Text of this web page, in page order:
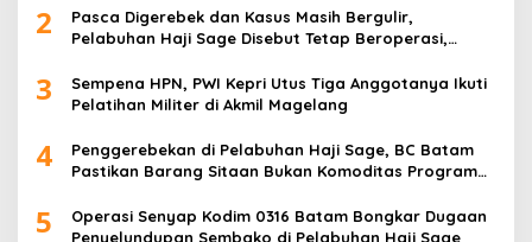
2
Pasca Digerebek dan Kasus Masih Bergulir,
Pelabuhan Haji Sage Disebut Tetap Beroperasi,
3
Sempena HPN, PWI Kepri Utus Tiga Anggotanya Ikuti
Pelatihan Militer di Akmil Magelang
4
Penggerebekan di Pelabuhan Haji Sage, BC Batam
Pastikan Barang Sitaan Bukan Komoditas Program
5
Operasi Senyap Kodim 0316 Batam Bongkar Dugaan
Penyelundupan Sembako di Pelabuhan Haji Sage